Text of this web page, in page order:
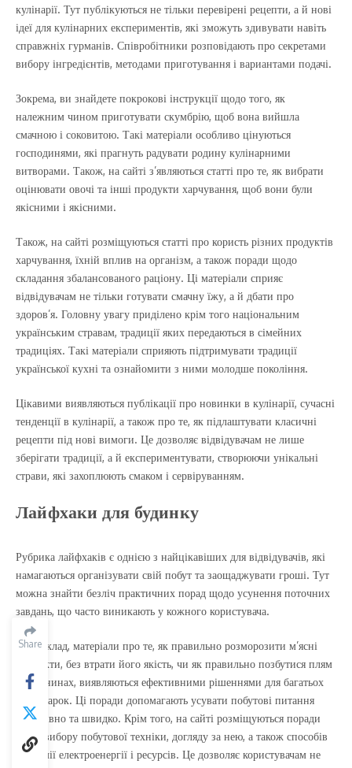
Share
кулінарії. Тут публікуються не тільки перевірені рецепти, а й нові
ідеї для кулінарних експериментів, які зможуть здивувати навіть
справжніх гурманів. Співробітники розповідають про секретами
вибору інгредієнтів, методами приготування і вариантами подачі.
Зокрема, ви знайдете покрокові інструкції щодо того, як
належним чином приготувати скумбрію, щоб вона вийшла
смачною і соковитою. Такі матеріали особливо цінуються
господинями, які прагнуть радувати родину кулінарними
витворами. Також, на сайті з’являються статті про те, як вибрати
оцінювати овочі та інші продукти харчування, щоб вони були
якісними і якісними.
Також, на сайті розміщуються статті про користь різних продуктів
харчування, їхній вплив на організм, а також поради щодо
складання збалансованого раціону. Ці матеріали сприяє
відвідувачам не тільки готувати смачну їжу, а й дбати про
здоров’я. Головну увагу приділено крім того національним
українським стравам, традиції яких передаються в сімейних
традиціях. Такі матеріали сприяють підтримувати традиції
української кухні та ознайомити з ними молодше покоління.
Цікавими виявляються публікації про новинки в кулінарії, сучасні
тенденції в кулінарії, а також про те, як підлаштувати класичні
рецепти під нові вимоги. Це дозволяє відвідувачам не лише
зберігати традиції, а й експериментувати, створюючи унікальні
страви, які захоплюють смаком і сервіруванням.
Лайфхаки для будинку
Рубрика лайфхаків є однією з найцікавіших для відвідувачів, які
намагаються організувати свій побут та заощаджувати гроші. Тут
можна знайти безліч практичних порад щодо усунення поточних
завдань, що часто виникають у кожного користувача.
Наприклад, матеріали про те, як правильно розморозити м’ясні
продукти, без втрати його якість, чи як правильно позбутися плям
на тканинах, виявляються ефективними рішеннями для багатьох
господарок. Ці поради допомагають усувати побутові питання
ефективно та швидко. Крім того, на сайті розміщуються поради
щодо вибору побутової техніки, догляду за нею, а також способів
економії електроенергії і ресурсів. Це дозволяє користувачам не